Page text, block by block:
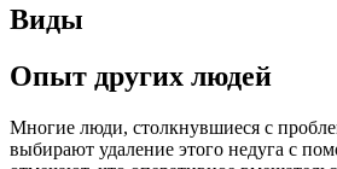
Виды
Опыт других людей
Многие люди, столкнувшиеся с
выбирают удаление этого недуга с